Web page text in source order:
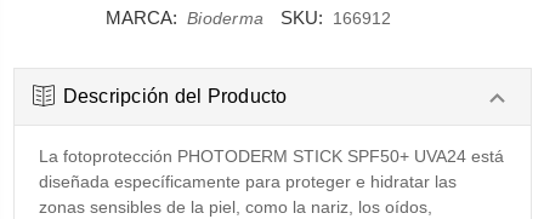
MARCA: Bioderma SKU: 166912
Descripción del Producto
La fotoprotección PHOTODERM STICK SPF50+ UVA24 está
diseñada específicamente para proteger e hidratar las
zonas sensibles de la piel, como la nariz, los oídos,